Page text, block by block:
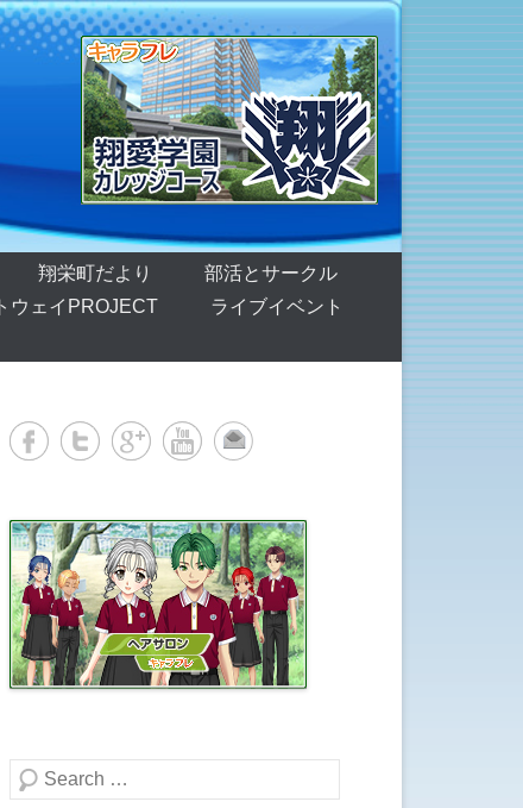
翔栄町だより
部活とサークル
ウェイPROJECT
ライブイベント
検索する